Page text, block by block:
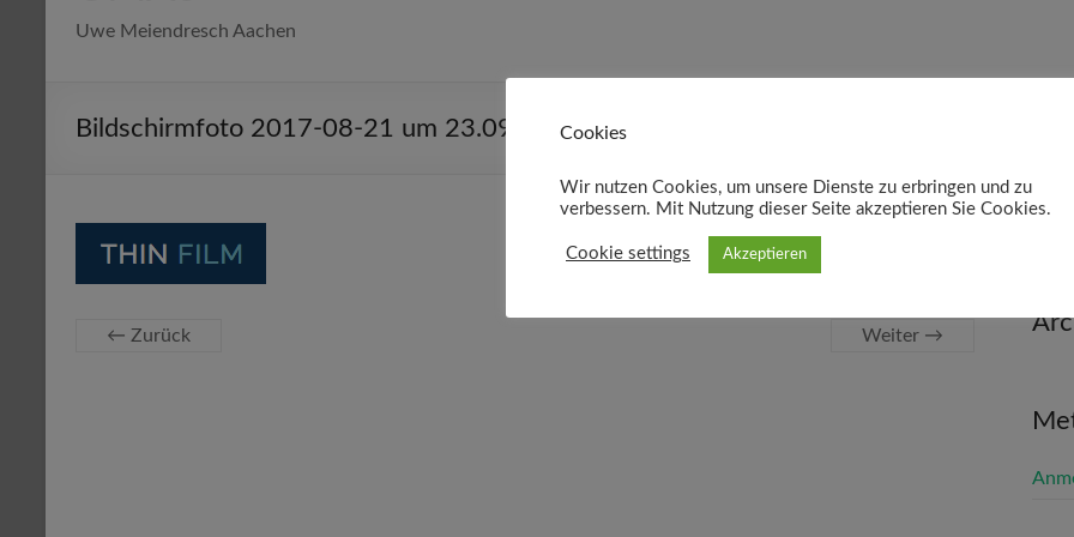
Uwe Meiendresch Aachen
Bildschirmfoto 2017-08-21 um 23.09.18
← Zurück Weiter →
Cookies
Wir nutzen Cookies, um unsere Dienste zu erbringen und zu
verbessern. Mit Nutzung dieser Seite akzeptieren Sie Cookies.
Cookie settings Akzeptieren